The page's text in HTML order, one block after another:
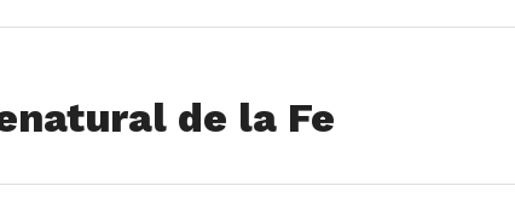
de la Fe